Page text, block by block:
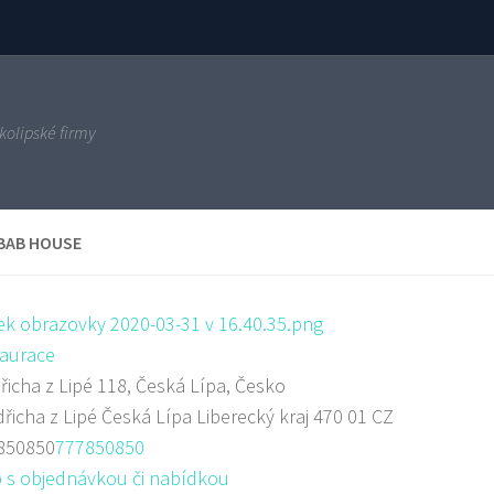
firmy
HOUSE
z Lipé 118, Česká Lípa, Česko
z Lipé Česká Lípa Liberecký kraj 470 01 CZ
777850850
s objednávkou či nabídkou